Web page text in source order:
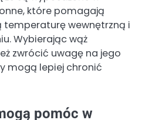
które pomagają
wewnętrzną i
Wybierając wąż
zwrócić uwagę na jego
mogą lepiej chronić
pomóc w